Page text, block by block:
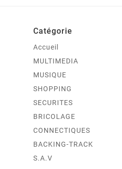
Catégorie
Accueil
MULTIMEDIA
MUSIQUE
SHOPPING
SECURITES
BRICOLAGE
CONNECTIQUES
BACKING-TRACK
S.A.V